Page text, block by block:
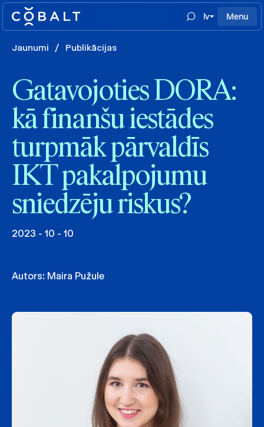
lv Menu
Jaunumi / Publikācijas
Gatavojoties DORA:
kā finanšu iestādes
turpmāk pārvaldīs
IKT pakalpojumu
sniedzēju riskus?
2023 - 10 - 10
Autors: Maira Pužule